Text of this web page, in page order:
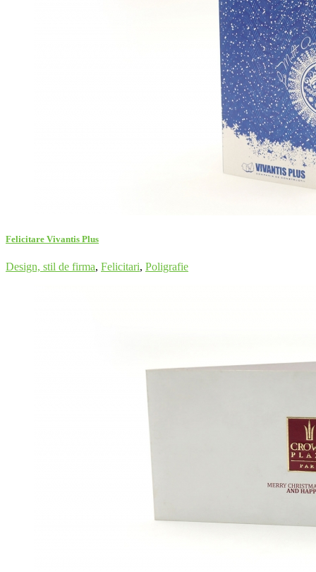
Felicitare Vivantis Plus
Design, stil de firma, Felicitari, Poligrafie